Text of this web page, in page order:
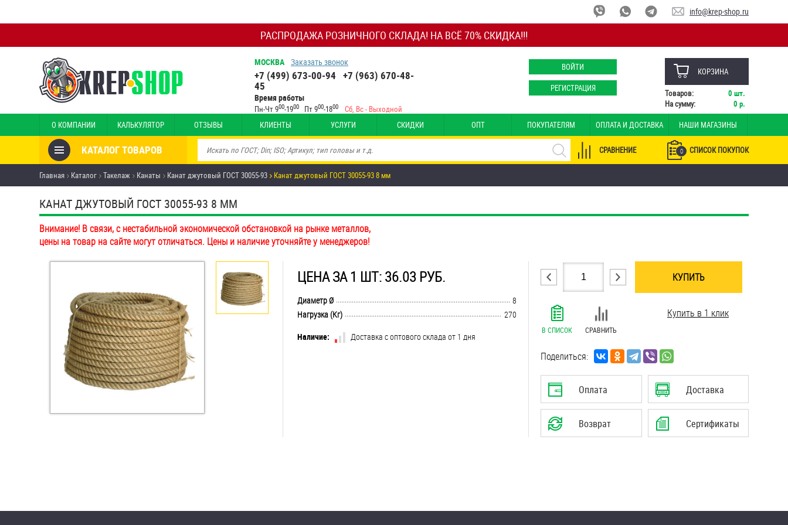
РАСПРОДАЖА РОЗНИЧНОГО СКЛАДА! НА ВСЁ 70% СКИДКА!!!
info@krep-shop.ru
МОСКВА Заказать звонок
+7 (499) 673-00-94 +7 (963) 670-48-
45
Время работы
Пн-Чт 900-1900 Пт 900-1800 Сб, Вс - Выходной
ВОЙТИ
РЕГИСТРАЦИЯ
КОРЗИНА
Товаров: 0 шт.
На сумму:
0 р.
О КОМПАНИИ КАЛЬКУЛЯТОР ОТЗЫВЫ КЛИЕНТЫ УСЛУГИ СКИДКИ ОПТ ПОКУПАТЕЛЯМ ОПЛАТА И ДОСТАВКА НАШИ МАГАЗИНЫ
КАТАЛОГ ТОВАРОВ 0 СПИСОК ПОКУПОК
СРАВНЕНИЕ
Товары со скидкой
Анкеры
Антивандальный крепёж,
инструмент
Болты и винты
Гайки
Дюбели
Дюймовый крепёж
Заклепки (Гайки-Заклепки)
Оснастка и аксессуары для
Главная Каталог Такелаж Канаты Канат джутовый ГОСТ 30055-93 Канат джутовый ГОСТ 30055-93 8 мм
КАНАТ ДЖУТОВЫЙ ГОСТ 30055-93 8 ММ
Внимание! В связи, с нестабильной экономической обстановкой на рынке металлов,
цены на товар на сайте могут отличаться. Цены и наличие уточняйте у менеджеров!
ЦЕНА ЗА 1 ШТ: 36.03 РУБ.
........................................................................................................................................................................................................
Диаметр Ø
8
........................................................................................................................................................................................................
Нагрузка (Кг)
270
Наличие:
Доставка с оптового склада от 1 дня
КУПИТЬ
В СПИСОК СРАВНИТЬ
Купить в 1 клик
Поделиться:
Оплата Доставка
Возврат Сертификаты